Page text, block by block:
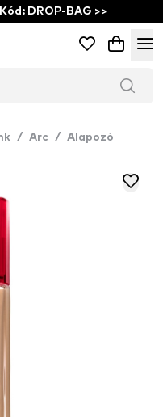
DROP-BAG >>
/ Arc / Alapozó